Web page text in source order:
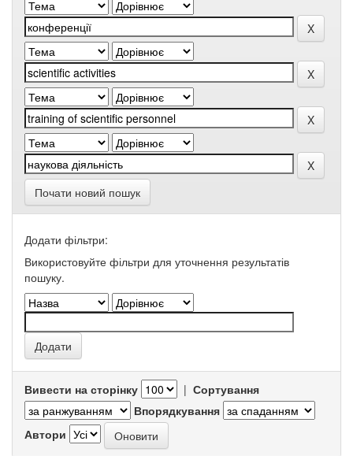
Почати новий пошук
Додати фільтри:
Використовуйте фільтри для уточнення результатів
пошуку.
Вивести на сторінку | Сортування
Впорядкування
Автори